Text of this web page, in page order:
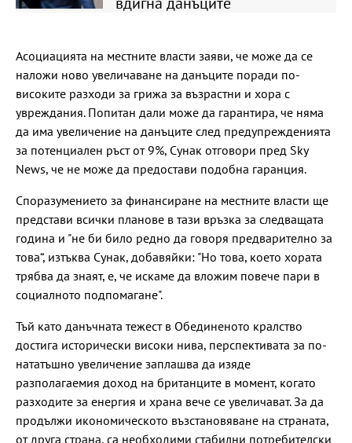
Асоциацията на местните власти заяви, че може да се
наложи ново увеличаване на данъците поради по-
високите разходи за грижа за възрастни и хора с
увреждания. Попитан дали може да гарантира, че няма
да има увеличение на данъците след предупрежденията
за потенциален ръст от 9%, Сунак отговори пред Sky
News, че не може да предостави подобна гаранция.
Споразумението за финансиране на местните власти ще
представи всички планове в тази връзка за следващата
година и "не би било редно да говоря предварително за
това“, изтъква Сунак, добавяйки: "Но това, което хората
трябва да знаят, е, че искаме да вложим повече пари в
социалното подпомагане".
Тъй като данъчната тежест в Обединеното кралство
достига исторически високи нива, перспективата за по-
нататъшно увеличение заплашва да изяде
разполагаемия доход на британците в момент, когато
разходите за енергия и храна вече се увеличават. За да
продължи икономическото възстановяване на страната,
от друга страна, са необходими стабилни потребителски